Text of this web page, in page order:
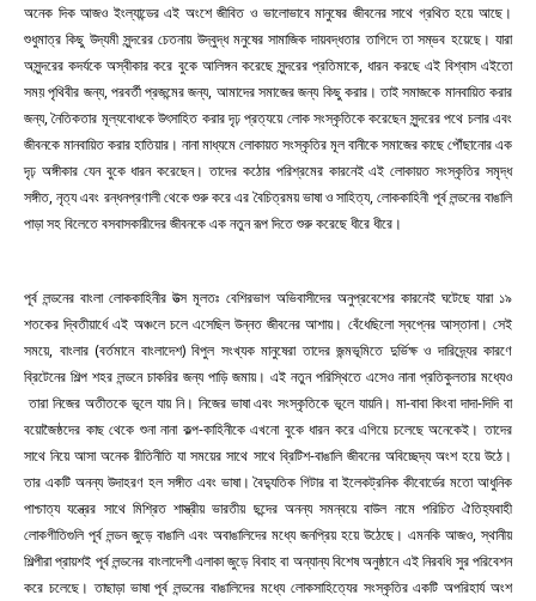
অনেক দিক আজও ইংল্যান্ডের এই অংশে জীবিত ও ভালোভাবে মানুষের জীবনের সাথে গ্রথিত হয়ে আছে।
শুধুমাত্র কিছু উদ্যমী সুন্দরের চেতনায় উদ্বুদ্ধ মনুষের সামাজিক দায়বদ্ধতার তাগিদে তা সম্ভব হয়েছে। যারা
অসুন্দরের কদর্যকে অস্বীকার করে বুকে আলিঙ্গন করেছে সুন্দরের প্রতিমাকে, ধারন করছে এই বিশ্বাস এইতো
সময় পৃথিবীর জন্য, পরবর্তী প্রজন্মের জন্য, আমাদের সমাজের জন্য কিছু করার। তাই সমাজকে মানবায়িত করার
জন্য, নৈতিকতার মূল্যবোধকে উৎসাহিত করার দৃঢ় প্রত্যয়ে লোক সংস্কৃতিকে করেছেন সুন্দরের পথে চলার এবং
জীবনকে মানবায়িত করার হাতিয়ার। নানা মাধ্যমে লোকায়ত সংস্কৃতির মূল বানীকে সমাজের কাছে পৌঁছানোর এক
দৃঢ় অঙ্গীকার যেন বুকে ধারন করেছেন। তাদের কঠোর পরিশ্রমের কারনেই এই লোকায়ত সংস্কৃতির সমৃদ্ধ
সঙ্গীত, নৃত্য এবং রন্ধনপ্রণালী থেকে শুরু করে এর বৈচিত্রময় ভাষা ও সাহিত্য, লোককাহিনী পূর্ব লন্ডনের বাঙালি
পাড়া সহ বিলেতে বসবাসকারীদের জীবনকে এক নতুন রূপ দিতে শুরু করেছে ধীরে ধীরে।
পূর্ব লন্ডনের বাংলা লোককাহিনীর উত্স মূলতঃ বেশিরভাগ অভিবাসীদের অনুপ্রবেশের কারনেই ঘটেছে যারা ১৯
শতকের দ্বিতীয়ার্ধে এই অঞ্চলে চলে এসেছিল উন্নত জীবনের আশায়। বেঁধেছিলো স্বপ্নের আস্তানা। সেই
সময়ে, বাংলার (বর্তমানে বাংলাদেশ) বিপুল সংখ্যক মানুষেরা তাদের জন্মভূমিতে দুর্ভিক্ষ ও দারিদ্র্যের কারণে
ব্রিটেনের শিল্প শহর লন্ডনে চাকরির জন্য পাড়ি জমায়। এই নতুন পরিস্থিতে এসেও নানা প্রতিকুলতার মধ্যেও
তারা নিজের অতীতকে ভূলে যায় নি। নিজের ভাষা এবং সংস্কৃতিকে ভূলে যায়নি। মা-বাবা কিংবা দাদা-দিদি বা
বয়োজৈষ্ঠদের কাছ থেকে শুনা নানা কল্প-কাহিনীকে এখনো বুকে ধারন করে এগিয়ে চলেছে অনেকেই। তাদের
সাথে নিয়ে আসা অনেক রীতিনীতি যা সময়ের সাথে সাথে ব্রিটিশ-বাঙালি জীবনের অবিচ্ছেদ্য অংশ হয়ে উঠে।
তার একটি অনন্য উদাহরণ হল সঙ্গীত এবং ভাষা। বৈদ্যুতিক গিটার বা ইলেকট্রনিক কীবোর্ডের মতো আধুনিক
পাশ্চাত্য যন্ত্রের সাথে মিশ্রিত শাস্ত্রীয় ভারতীয় ছন্দের অনন্য সমন্বয়ে বাউল নামে পরিচিত ঐতিহ্যবাহী
লোকগীতিগুলি পূর্ব লন্ডন জুড়ে বাঙালি এবং অবাঙালিদের মধ্যে জনপ্রিয় হয়ে উঠেছে। এমনকি আজও, স্থানীয়
শিল্পীরা প্রায়শই পূর্ব লন্ডনের বাংলাদেশী এলাকা জুড়ে বিবাহ বা অন্যান্য বিশেষ অনুষ্ঠানে এই নিরবধি সুর পরিবেশন
করে চলেছে। তাছাড়া ভাষা পূর্ব লন্ডনের বাঙালিদের মধ্যে লোকসাহিত্যের সংস্কৃতির একটি অপরিহার্য অংশ